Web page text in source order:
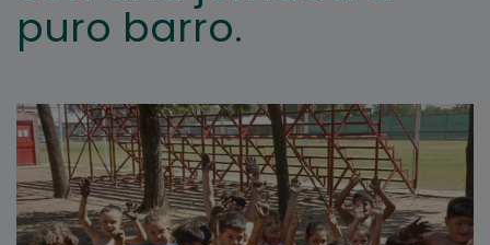
puro barro.